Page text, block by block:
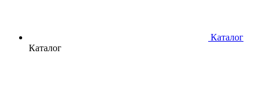
Каталог
Каталог